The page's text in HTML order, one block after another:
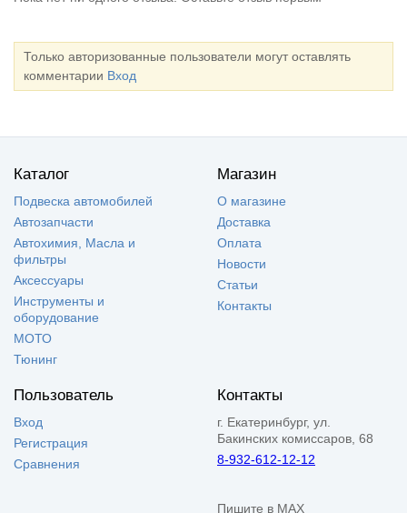
Только авторизованные пользователи могут оставлять
комментарии Вход
Каталог
Подвеска автомобилей
Автозапчасти
Автохимия, Масла и
фильтры
Аксессуары
Инструменты и
оборудование
МОТО
Тюнинг
Магазин
О магазине
Доставка
Оплата
Новости
Статьи
Контакты
Пользователь
Вход
Регистрация
Сравнения
Контакты
г. Екатеринбург, ул.
Бакинских комиссаров, 68
8-932-612-12-12
Пишите в MAX